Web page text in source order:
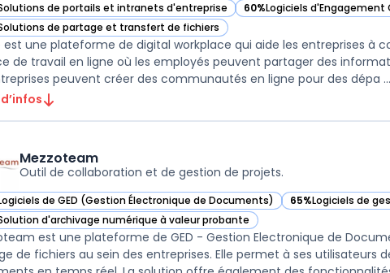
de portails et intranets d'entreprise
Jostle dans cette catégorie 60%Logiciels d'Engagement
— voir Jostle dans cette
de partage et transfert de fichiers
Jostle dans cette catégorie
est une plateforme de digital workplace qui aide les entreprises à
de travail en ligne où les employés peuvent partager des
peuvent créer des communautés en ligne pour des dépa ...
Mezzoteam
Outil de collaboration et de gestion de projets.
de GED (Gestion Électronique de Documents)
Mezzoteam dans cette catégorie 65%Logiciels de
— voir Mezzoteam
d'archivage numérique à valeur probante
Mezzoteam dans cette catégorie
est une plateforme de GED - Gestion Electronique de
de fichiers au sein des entreprises. Elle permet à ses utilisateurs